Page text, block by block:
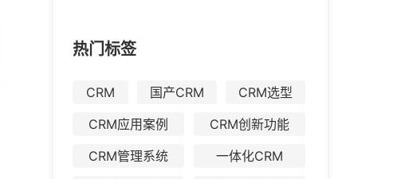
热门标签
CRM 国产CRM
CRM选型
CRM应用案例
CRM创新功能
CRM管理系统
一体化CRM